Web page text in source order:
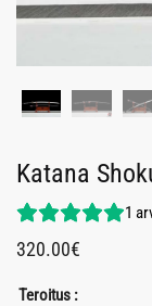
Katana
1
320.00€
Teroitus :